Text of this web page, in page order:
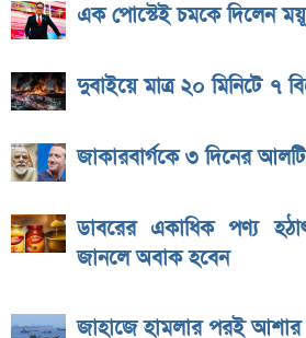
এক পোস্টেই চমকে দিলেন
দুবাইয়ে মাত্র ২০ মিনিটে ৭
জাকারবার্গকে ৩ দিনের
ডাবরের একাধিক পণ্য
জানলে অবাক হবেন
জাহাজে হামলার পরই আশার